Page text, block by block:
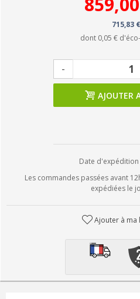
715,83
dont 0,05 €
-
AJOUTER
Date d'expédition
Les commandes passées avant
expédiées le
Ajouter à ma